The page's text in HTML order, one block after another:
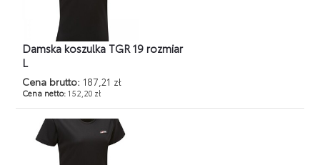
Damska koszulka TGR 19 rozmiar
L
Cena brutto: 187,21 zł
Cena netto:152,20 zł